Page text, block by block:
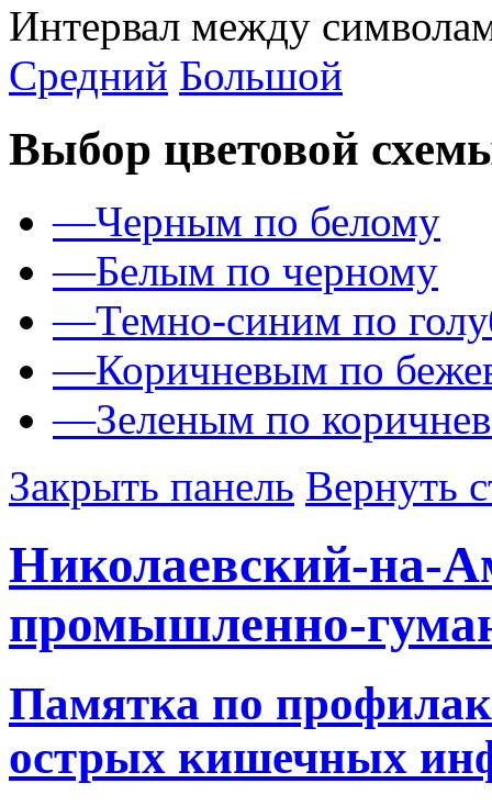
Интервал между
Средний Большой
Выбор цветовой
—Черным по белому
—Белым по черному
—Темно-синим по
—Коричневым по
—Зеленым по
Закрыть панель Вернуть
Николаевский-на-
промышленно-
Памятка по
острых кишечных